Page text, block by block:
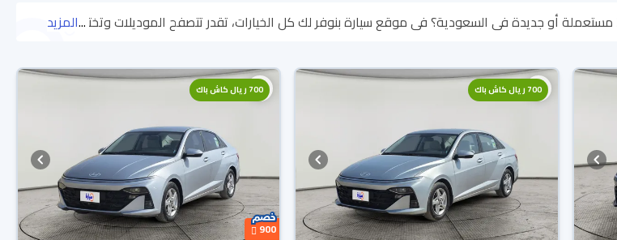
...المزيد
700 ريال كاش باك 700 ريال كاش باك
900